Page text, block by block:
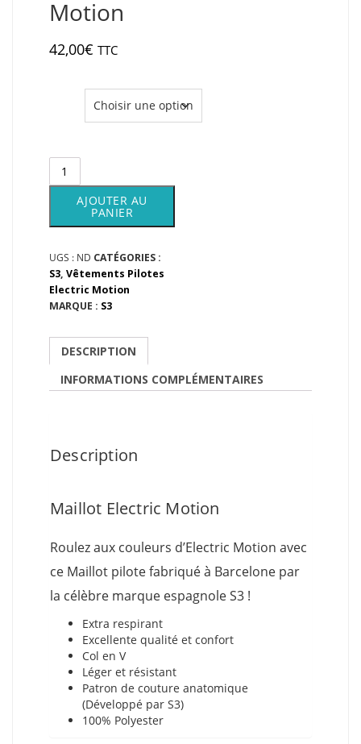
Motion
42,00€ TTC
Maillot
Electric
Motion
AJOUTER AU
PANIER
UGS : ND CATÉGORIES :
S3, Vêtements Pilotes
Electric Motion
MARQUE : S3
DESCRIPTION
INFORMATIONS COMPLÉMENTAIRES
Description
Maillot Electric Motion
Roulez aux couleurs d’Electric Motion avec
ce Maillot pilote fabriqué à Barcelone par
la célèbre marque espagnole S3 !
Extra respirant
Excellente qualité et confort
Col en V
Léger et résistant
Patron de couture anatomique
(Développé par S3)
100% Polyester